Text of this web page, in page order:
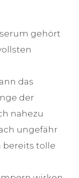
gehört
das
der
nahezu
ungefähr
bereits tolle